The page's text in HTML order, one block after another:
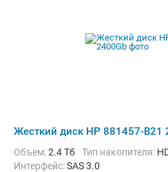
Жесткий диск HP 881457-B21
Объем:2.4 Тб Тип накопителя:
Интерфейс:SAS 3.0